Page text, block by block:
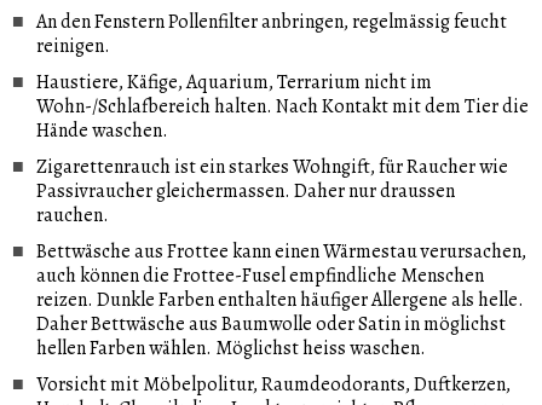
An den Fenstern Pollenfilter anbringen, regelmässig feucht
reinigen.
Haustiere, Käfige, Aquarium, Terrarium nicht im
Wohn-/Schlafbereich halten. Nach Kontakt mit dem Tier die
Hände waschen.
Zigarettenrauch ist ein starkes Wohngift, für Raucher wie
Passivraucher gleichermassen. Daher nur draussen
rauchen.
Bettwäsche aus Frottee kann einen Wärmestau verursachen,
auch können die Frottee-Fusel empfindliche Menschen
reizen. Dunkle Farben enthalten häufiger Allergene als helle.
Daher Bettwäsche aus Baumwolle oder Satin in möglichst
hellen Farben wählen. Möglichst heiss waschen.
Vorsicht mit Möbelpolitur, Raumdeodorants, Duftkerzen,